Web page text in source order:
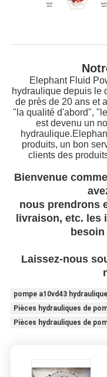
Elephant Fluid
hydraulique depuis le
de près de 20 ans et
"la qualité d'abord",
est devenu un
produits, un bon
clients des
Bienvenue
nous prendrons
livraison, etc. les
besoin
Laissez-nous
pompe a10vd43 hydraulique
Pièces hydrauliques de
Pièces hydrauliques de